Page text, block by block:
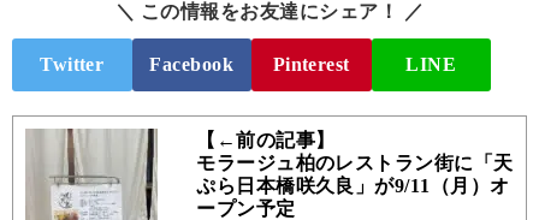
＼ この情報をお友達にシェア！ ／
Twitter Facebook Pinterest LINE
【←前の記事】
モラージュ柏のレストラン街に「天
ぷら日本橋咲久良」が9/11（月）オ
ープン予定